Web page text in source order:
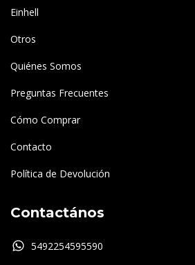
Einhell
Otros
Quiénes Somos
Preguntas Frecuentes
Cómo Comprar
Contacto
Política de Devolución
Contactános
5492254595590